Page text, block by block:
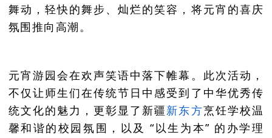
舞动，轻快的舞步、灿烂的笑容，将元宵的喜庆
氛围推向高潮。
元宵游园会在欢声笑语中落下帷幕。此次活动，
不仅让师生们在传统节日中感受到了中华优秀传
统文化的魅力，更彰显了新疆新东方烹饪学校温
馨和谐的校园氛围，以及 “以生为本” 的办学理